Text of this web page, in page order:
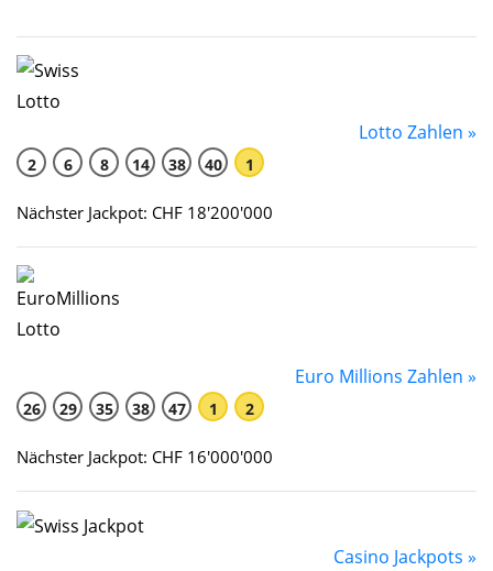
Lotto Zahlen »
2 6 8 14 38 40 1
Nächster Jackpot: CHF 18'200'000
Euro Millions Zahlen »
26 29 35 38 47 1 2
Nächster Jackpot: CHF 16'000'000
Casino Jackpots »